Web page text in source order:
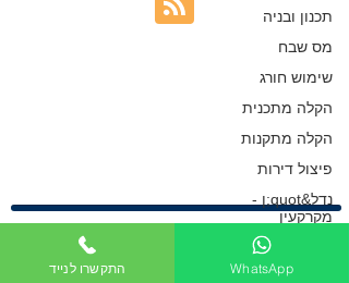
תכנון ובניה
מס שבח
שימוש חורג
הקלה מתכנית
הקלה מתקנות
פיצול דירות
נדל&quot;ן -
מקרקעין
פיצול צמודי קרקע
ליקויי בניה
כפיר חיון, עורך דין
התקשרו לנייד WhatsApp